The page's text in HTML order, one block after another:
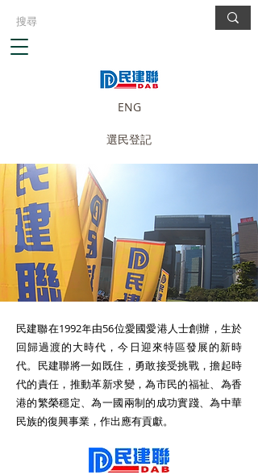
ENG
選民登記
民建聯在1992年由56位愛國愛港人士創辦，生於
回歸過渡的大時代，今日迎來特區發展的新時
代。民建聯將一如既住，勇敢接受挑戰，擔起時
代的責任，推動革新求變，為市民的福祉、為香
港的繁榮穩定、為一國兩制的成功實踐、為中華
民族的復興事業，作出應有貢獻。